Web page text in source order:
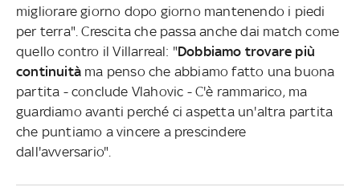
migliorare giorno dopo giorno mantenendo i piedi
per terra". Crescita che passa anche dai match come
quello contro il Villarreal: "Dobbiamo trovare più
continuità ma penso che abbiamo fatto una buona
partita - conclude Vlahovic - C'è rammarico, ma
guardiamo avanti perché ci aspetta un'altra partita
che puntiamo a vincere a prescindere
dall'avversario".